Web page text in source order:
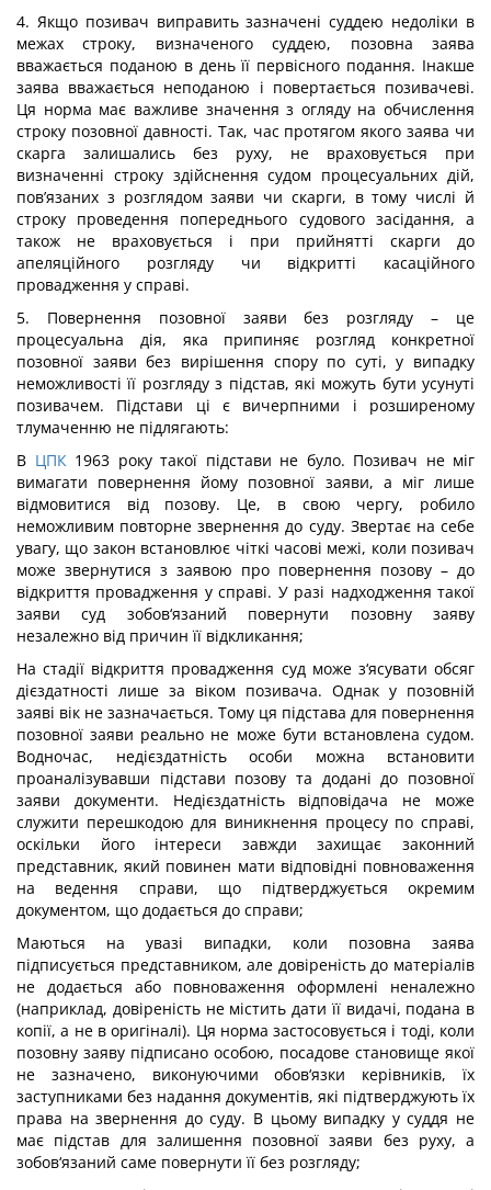
4. Якщо позивач виправить зазначені суддею недоліки в
межах строку, визначеного суддею, позовна заява
вважається поданою в день її первісного подання. Інакше
заява вважається неподаною і повертається позивачеві.
Ця норма має важливе значення з огляду на обчислення
строку позовної давності. Так, час протягом якого заява чи
скарга залишались без руху, не враховується при
визначенні строку здійснення судом процесуальних дій,
пов’язаних з розглядом заяви чи скарги, в тому числі й
строку проведення попереднього судового засідання, а
також не враховується і при прийнятті скарги до
апеляційного розгляду чи відкритті касаційного
провадження у справі.
5. Повернення позовної заяви без розгляду – це
процесуальна дія, яка припиняє розгляд конкретної
позовної заяви без вирішення спору по суті, у випадку
неможливості її розгляду з підстав, які можуть бути усунуті
позивачем. Підстави ці є вичерпними і розширеному
тлумаченню не підлягають:
В ЦПК1963 року такої підстави не було. Позивач не міг
вимагати повернення йому позовної заяви, а міг лише
відмовитися від позову. Це, в свою чергу, робило
неможливим повторне звернення до суду. Звертає на себе
увагу, що закон встановлює чіткі часові межі, коли позивач
може звернутися з заявою про повернення позову – до
відкриття провадження у справі. У разі надходження такої
заяви суд зобов‘язаний повернути позовну заяву
незалежно від причин її відкликання;
На стадії відкриття провадження суд може з‘ясувати обсяг
дієздатності лише за віком позивача. Однак у позовній
заяві вік не зазначається. Тому ця підстава для повернення
позовної заяви реально не може бути встановлена судом.
Водночас, недієздатність особи можна встановити
проаналізувавши підстави позову та додані до позовної
заяви документи. Недієздатність відповідача не може
служити перешкодою для виникнення процесу по справі,
оскільки його інтереси завжди захищає законний
представник, який повинен мати відповідні повноваження
на ведення справи, що підтверджується окремим
документом, що додається до справи;
Маються на увазі випадки, коли позовна заява
підписується представником, але довіреність до матеріалів
не додається або повноваження оформлені неналежно
(наприклад, довіреність не містить дати її видачі, подана в
копії, а не в оригіналі). Ця норма застосовується і тоді, коли
позовну заяву підписано особою, посадове становище якої
не зазначено, виконуючими обов‘язки керівників, їх
заступниками без надання документів, які підтверджують їх
права на звернення до суду. В цьому випадку у суддя не
має підстав для залишення позовної заяви без руху, а
зобов‘язаний саме повернути її без розгляду;